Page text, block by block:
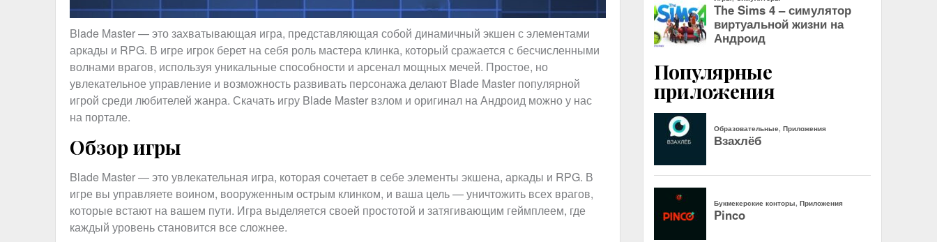
Blade Master — это захватывающая игра, представляющая собой динамичный экшен с элементами
аркады и RPG. В игре игрок берет на себя роль мастера клинка, который сражается с бесчисленными
волнами врагов, используя уникальные способности и арсенал мощных мечей. Простое, но
увлекательное управление и возможность развивать персонажа делают Blade Master популярной
игрой среди любителей жанра. Скачать игру Blade Master взлом и оригинал на Андроид можно у нас
на портале.
Обзор игры
Blade Master — это увлекательная игра, которая сочетает в себе элементы экшена, аркады и RPG. В
игре вы управляете воином, вооруженным острым клинком, и ваша цель — уничтожить всех врагов,
которые встают на вашем пути. Игра выделяется своей простотой и затягивающим геймплеем, где
каждый уровень становится все сложнее.
Популярные
приложения